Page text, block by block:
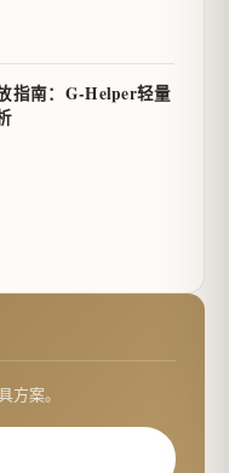
指南：G-Helper轻量
方案。